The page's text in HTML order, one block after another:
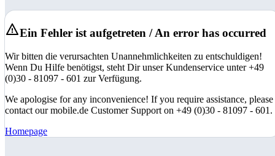
Ein Fehler ist aufgetreten / An error has occurred
Wir bitten die verursachten Unannehmlichkeiten zu entschuldigen!
Wenn Du Hilfe benötigst, steht Dir unser Kundenservice unter +49
(0)30 - 81097 - 601 zur Verfügung.
We apologise for any inconvenience! If you require assistance, please
contact our mobile.de Customer Support on +49 (0)30 - 81097 - 601.
Homepage